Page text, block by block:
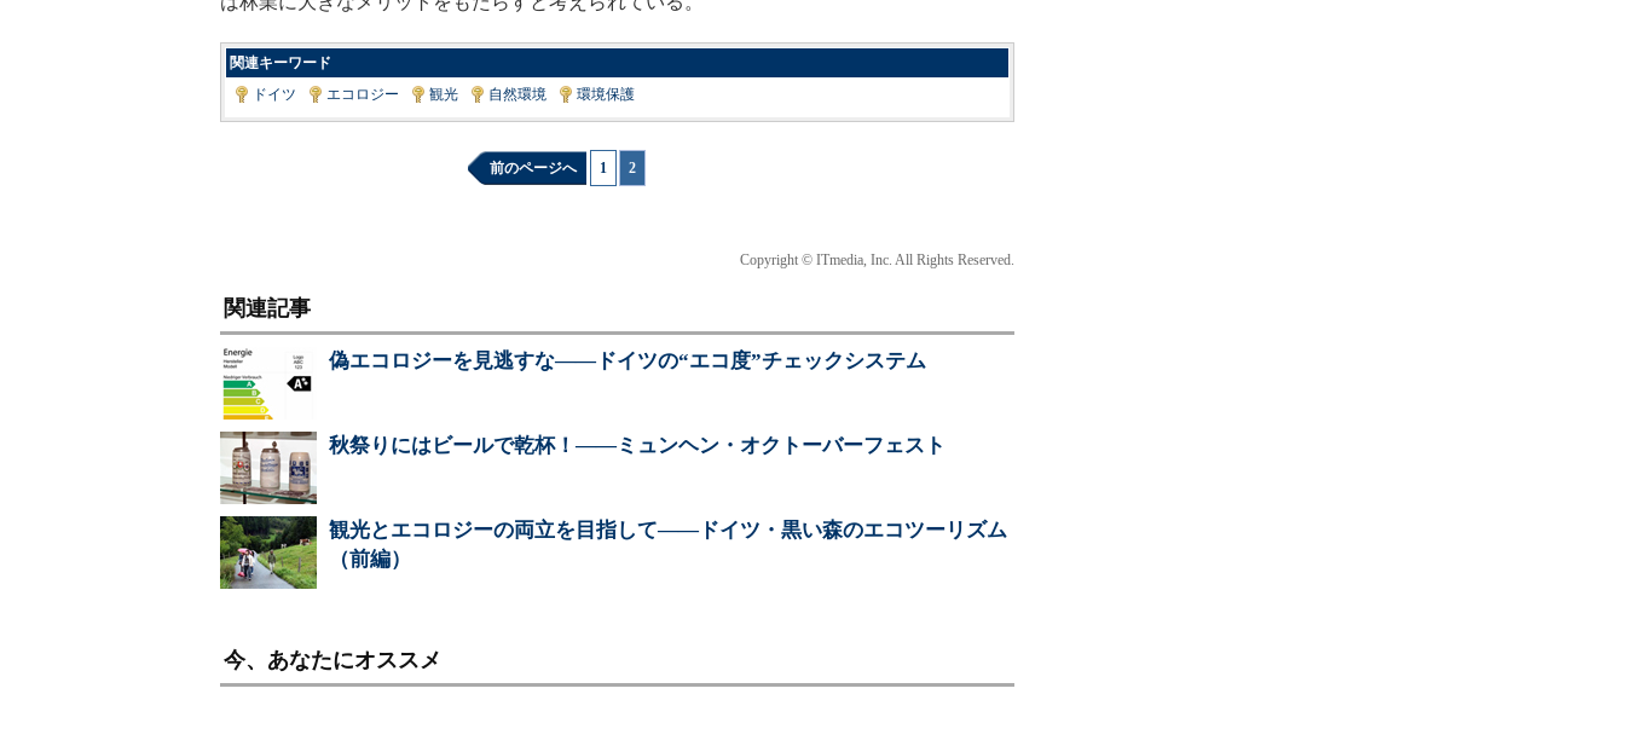
関連キーワード
ドイツ
エコロジー 観光 自然環境 環境保護
前のページへ 1 2
Copyright © ITmedia, Inc. All Rights Reserved.
関連記事
偽エコロジーを見逃すな――ドイツの“エコ度”チェックシステム
秋祭りにはビールで乾杯！――ミュンヘン・オクトーバーフェスト
観光とエコロジーの両立を目指して――ドイツ・黒い森のエコツーリズム
（前編）
今、あなたにオススメ